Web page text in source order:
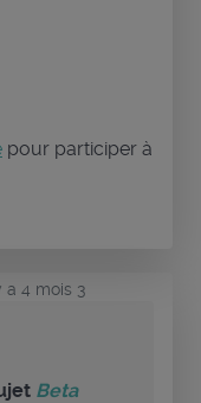
pour participer à
a 4 mois 3
Beta